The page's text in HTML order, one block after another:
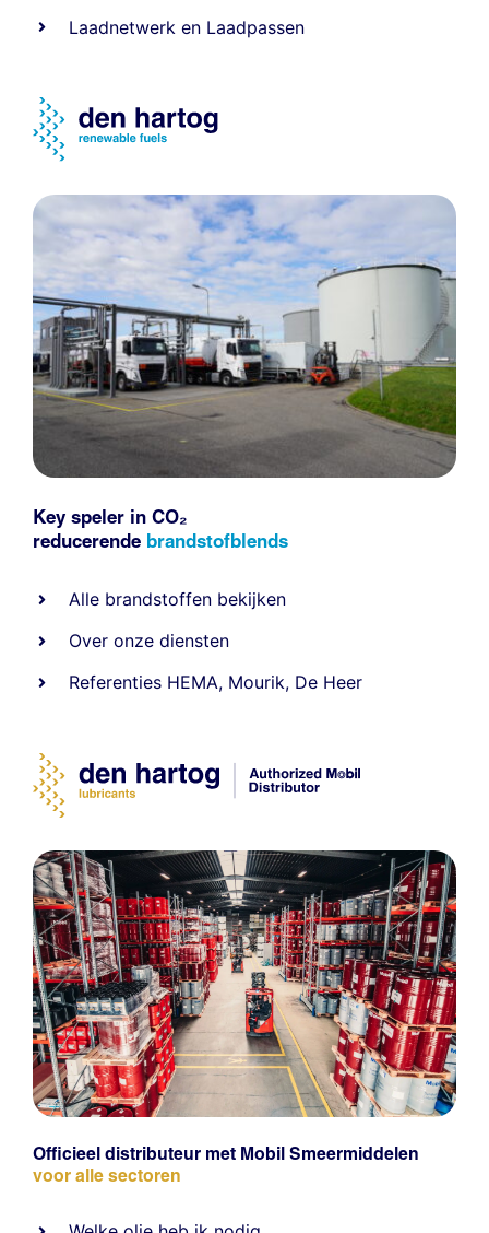
Laadnetwerk en Laadpassen
Key speler in CO₂
reducerende brandstofblends
Alle brandstoffen bekijken
Over onze diensten
Referenties HEMA, Mourik, De Heer
Officieel distributeur met Mobil Smeermiddelen
voor alle sectoren